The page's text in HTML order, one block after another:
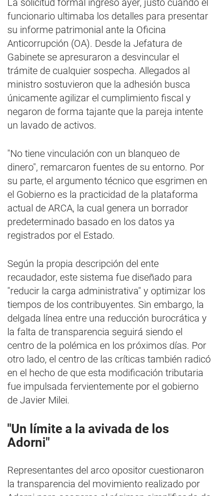
La solicitud formal ingresó ayer, justo cuando el
funcionario ultimaba los detalles para presentar
su informe patrimonial ante la Oficina
Anticorrupción (OA). Desde la Jefatura de
Gabinete se apresuraron a desvincular el
trámite de cualquier sospecha. Allegados al
ministro sostuvieron que la adhesión busca
únicamente agilizar el cumplimiento fiscal y
negaron de forma tajante que la pareja intente
un lavado de activos.
"No tiene vinculación con un blanqueo de
dinero", remarcaron fuentes de su entorno. Por
su parte, el argumento técnico que esgrimen en
el Gobierno es la practicidad de la plataforma
actual de ARCA, la cual genera un borrador
predeterminado basado en los datos ya
registrados por el Estado.
Según la propia descripción del ente
recaudador, este sistema fue diseñado para
"reducir la carga administrativa" y optimizar los
tiempos de los contribuyentes. Sin embargo, la
delgada línea entre una reducción burocrática y
la falta de transparencia seguirá siendo el
centro de la polémica en los próximos días. Por
otro lado, el centro de las críticas también radicó
en el hecho de que esta modificación tributaria
fue impulsada fervientemente por el gobierno
de Javier Milei.
"Un límite a la avivada de los
Adorni"
Representantes del arco opositor cuestionaron
la transparencia del movimiento realizado por